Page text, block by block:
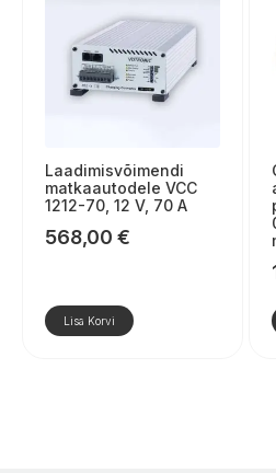
Laadimisvõimendi
matkaautodele VCC
1212-70, 12 V, 70 A
568,00 €
Lisa Korvi